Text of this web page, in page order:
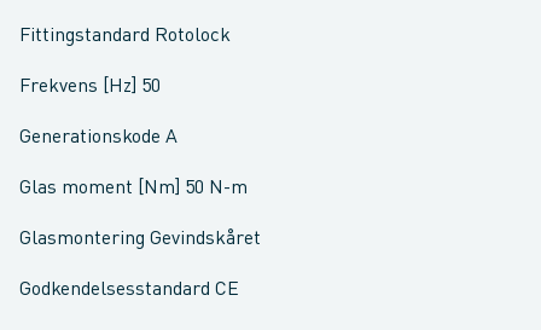
Fittingstandard Rotolock
Frekvens [Hz] 50
Generationskode A
Glas moment [Nm] 50 N-m
Glasmontering Gevindskåret
Godkendelsesstandard CE